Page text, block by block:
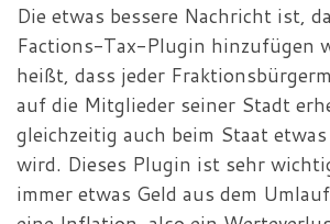
Die etwas bessere Nachricht ist,
Factions-Tax-Plugin hinzufügen
heißt, dass jeder
auf die Mitglieder seiner Stadt
gleichzeitig auch beim Staat
wird. Dieses Plugin ist sehr
immer etwas Geld aus dem